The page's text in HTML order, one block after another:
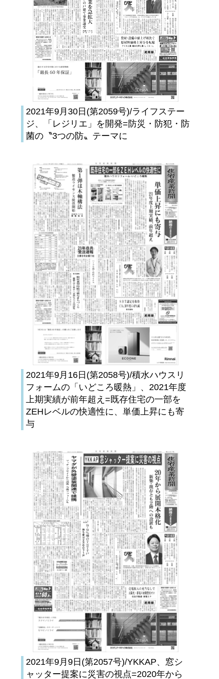
2021年9月30日(第2059号)/ライフステー
ジ、「レジリエ」を開発=防災・防犯・防
菌の〝3つの防〟テーマに
2021年9月16日(第2058号)/積水ハウスリ
フォームの「いどころ暖熱」、2021年度
上期実績が前年超え=既存住宅の一部を
ZEHレベルの快適性に、単価上昇にも寄
与
2021年9月9日(第2057号)/YKKAP、窓シ
ャッター提案に災害の視点=2020年から